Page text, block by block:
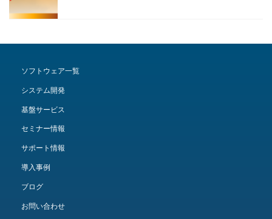
ソフトウェア一覧
システム開発
基盤サービス
セミナー情報
サポート情報
導入事例
ブログ
お問い合わせ